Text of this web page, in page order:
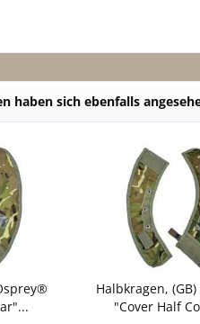
haben sich ebenfalls
Halbkragen,
"Cover Half